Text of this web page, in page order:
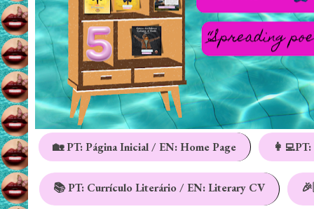
🏡 PT: Página Inicial / EN: Home Page
📚 PT: Currículo Literário / EN: Literary CV